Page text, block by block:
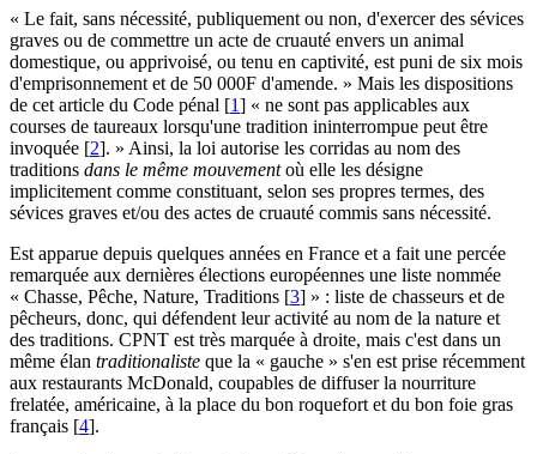
« Le fait, sans nécessité, publiquement ou non, d'exercer des sévices
graves ou de commettre un acte de cruauté envers un animal
domestique, ou apprivoisé, ou tenu en captivité, est puni de six mois
d'emprisonnement et de 50 000F d'amende. » Mais les dispositions
de cet article du Code pénal [1] « ne sont pas applicables aux
courses de taureaux lorsqu'une tradition ininterrompue peut être
invoquée [2]. » Ainsi, la loi autorise les corridas au nom des
traditions dans le même mouvementoù elle les désigne
implicitement comme constituant, selon ses propres termes, des
sévices graves et/ou des actes de cruauté commis sans nécessité.
Est apparue depuis quelques années en France et a fait une percée
remarquée aux dernières élections européennes une liste nommée
« Chasse, Pêche, Nature, Traditions [3] » : liste de chasseurs et de
pêcheurs, donc, qui défendent leur activité au nom de la nature et
des traditions. CPNT est très marquée à droite, mais c'est dans un
même élan traditionaliste que la « gauche » s'en est prise récemment
aux restaurants McDonald, coupables de diffuser la nourriture
frelatée, américaine, à la place du bon roquefort et du bon foie gras
français [4].